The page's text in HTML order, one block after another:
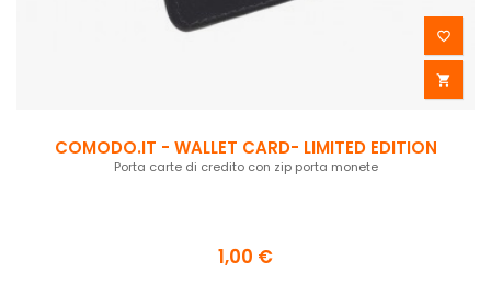


COMODO.IT - WALLET CARD- LIMITED EDITION
Porta carte di credito con zip porta monete
1,00 €